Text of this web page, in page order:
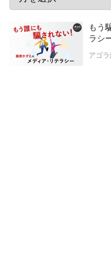
もう
ラシ
アゴ